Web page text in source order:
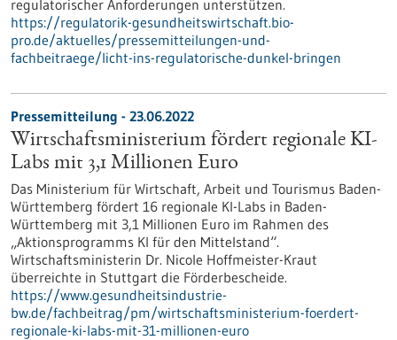
regulatorischer Anforderungen unterstützen.
https://regulatorik-gesundheitswirtschaft.bio-
pro.de/aktuelles/pressemitteilungen-und-
fachbeitraege/licht-ins-regulatorische-dunkel-bringen
Pressemitteilung - 23.06.2022
Wirtschaftsministerium fördert regionale KI-
Labs mit 3,1 Millionen Euro
Das Ministerium für Wirtschaft, Arbeit und Tourismus Baden-
Württemberg fördert 16 regionale KI-Labs in Baden-
Württemberg mit 3,1 Millionen Euro im Rahmen des
„Aktionsprogramms KI für den Mittelstand“.
Wirtschaftsministerin Dr. Nicole Hoffmeister-Kraut
überreichte in Stuttgart die Förderbescheide.
https://www.gesundheitsindustrie-
bw.de/fachbeitrag/pm/wirtschaftsministerium-foerdert-
regionale-ki-labs-mit-31-millionen-euro